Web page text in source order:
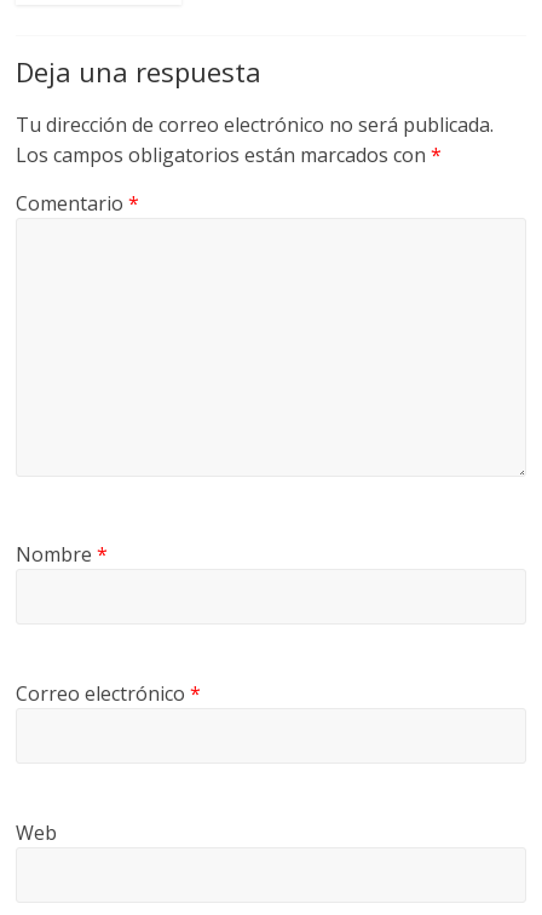
Deja una respuesta
Tu dirección de correo electrónico no será publicada.
Los campos obligatorios están marcados con*
Comentario*
Nombre*
Correo electrónico*
Web